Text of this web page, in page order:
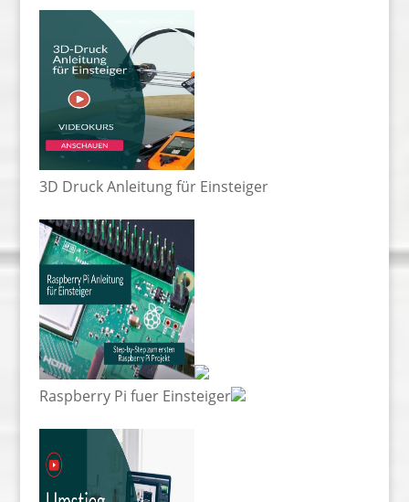
3D Druck Anleitung für Einsteiger
Raspberry Pi fuer Einsteiger